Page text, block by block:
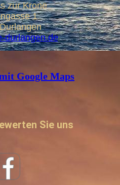
zur Krone
1
durlangen.de
Google Maps
Sie uns